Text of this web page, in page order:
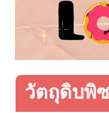
วัตถุดิบพิ